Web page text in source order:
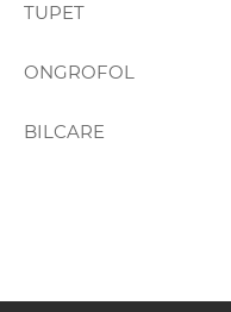
TUPET
ONGROFOL
BILCARE